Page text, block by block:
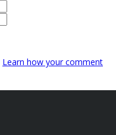
Learn how your comment